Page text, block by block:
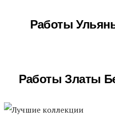
Работы
Работы Златы